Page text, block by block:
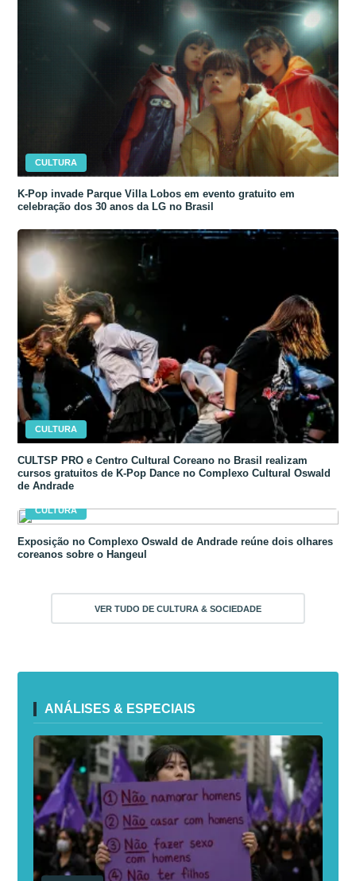
CULTURA
K-Pop invade Parque Villa Lobos em evento gratuito em
celebração dos 30 anos da LG no Brasil
CULTURA
CULTSP PRO e Centro Cultural Coreano no Brasil realizam
cursos gratuitos de K-Pop Dance no Complexo Cultural Oswald
de Andrade
CULTURA
Exposição no Complexo Oswald de Andrade reúne dois olhares
coreanos sobre o Hangeul
VER TUDO DE CULTURA & SOCIEDADE
ANÁLISES & ESPECIAIS